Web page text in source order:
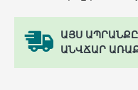
ԱՅՍ
ԱՆՎՃԱՐ